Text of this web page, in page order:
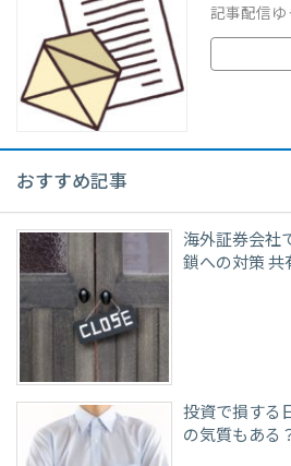
記事配信ゆ
おすすめ記事
海外証券会社
鎖への対策 共
投資で損する
の気質もある